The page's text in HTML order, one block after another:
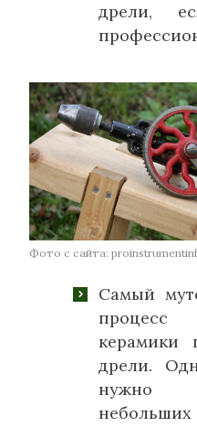
дрели,
Фото с сайта:
Самый
процесс
керамики
дрели.
нужно